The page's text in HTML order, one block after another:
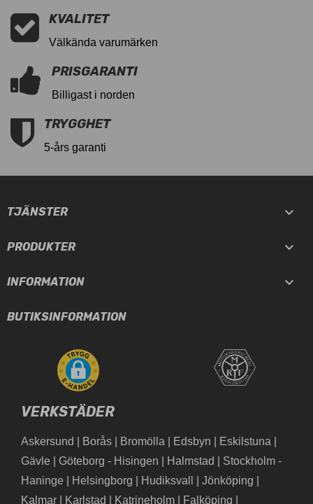
KVALITET
Välkända varumärken
PRISGARANTI
Billigast i norden
TRYGGHET
5-års garanti
TJÄNSTER 
PRODUKTER 
INFORMATION 
BUTIKSINFORMATION
VERKSTÄDER
Askersund Borås Bromölla Edsbyn Eskilstuna
Gävle
Göteborg - Hisingen Halmstad
Stockholm -
Haninge
Helsingborg Hudiksvall Jönköping
Kalmar
Karlstad Katrineholm Falköping